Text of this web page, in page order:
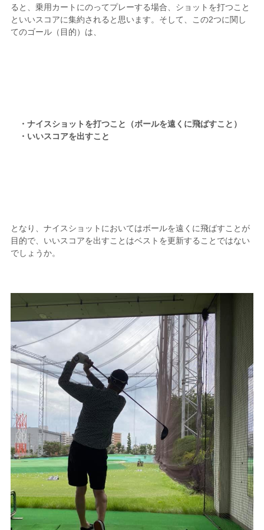
ると、乗用カートにのってプレーする場合、ショットを打つこと
といいスコアに集約されると思います。そして、この2つに関し
てのゴール（目的）は、
・ナイスショットを打つこと（ボールを遠くに飛ばすこと）
・いいスコアを出すこと
となり、ナイスショットにおいてはボールを遠くに飛ばすことが
目的で、いいスコアを出すことはベストを更新することではない
でしょうか。